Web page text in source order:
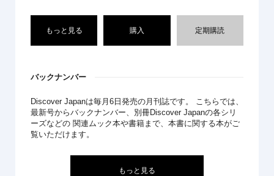
もっと見る 購入 定期購読
バックナンバー
Discover Japanは毎月6日発売の月刊誌です。 こちらでは、
最新号からバックナンバー、別冊Discover Japanの各シリ
ーズなどの 関連ムック本や書籍まで、本書に関する本がご
覧いただけます。
もっと見る